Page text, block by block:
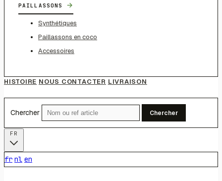
PAILLASSONS →
Synthétiques
Paillassons en coco
Accessoires
HISTOIRE NOUS CONTACTER LIVRAISON
Chercher Chercher
fr nl en